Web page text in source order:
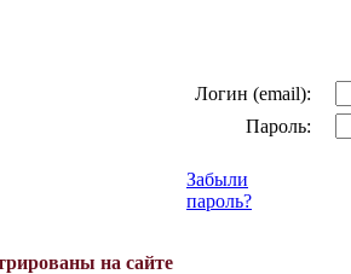
Логин (email):
Пароль:
Забыли
пароль?
на сайте